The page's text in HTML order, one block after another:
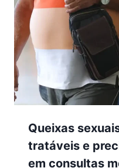
Queixas
tratáveis e
em consultas